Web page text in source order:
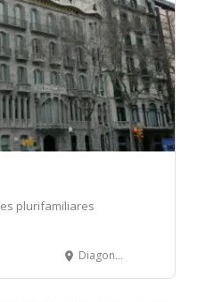
plurifamiliares
Diagonal, 423 - 425 - BARCELONA